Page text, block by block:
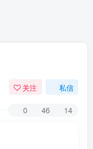
关注 私信
0 46 14